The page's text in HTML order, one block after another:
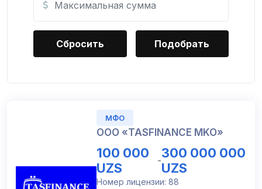
Сбросить
МФО
ООО «TASFINANCE MKO»
100 000
UZS
-300 000 000
UZS
Номер лицензии: 88